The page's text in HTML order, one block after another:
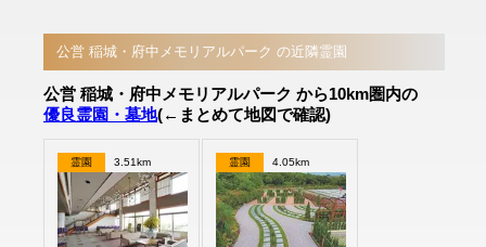
公営 稲城・府中メモリアルパーク の近隣霊園
公営 稲城・府中メモリアルパーク から10km圏内の
優良霊園・墓地(←まとめて地図で確認)
霊園 3.51km 霊園 4.05km